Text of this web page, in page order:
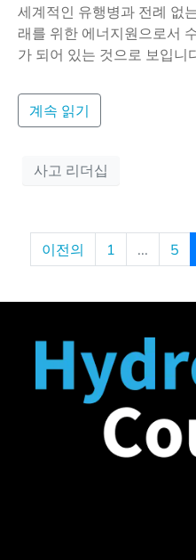
세계적인 유행병과 전례 없
래를 위한 에너지원으로서
가 되어 있는 것으로 보입니
계속 읽기
사고 리더십
이전의 1 ... 5